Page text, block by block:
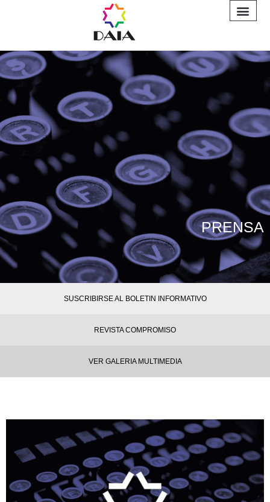
PRENSA
SUSCRIBIRSE AL BOLETIN INFORMATIVO
REVISTA COMPROMISO
VER GALERIA MULTIMEDIA